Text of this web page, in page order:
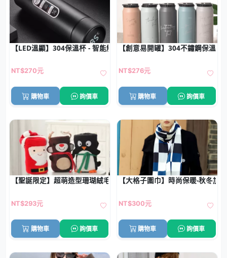
【LED溫顯】304保溫杯 - 智能觸控450ml
NT$270元
購物車 詢價車
【創意易開罐】304不鏽鋼保溫杯
NT$276元
購物車 詢價車
【聖誕限定】超萌造型珊瑚絨毛毯 - 嬰幼兒保暖午睡毯
NT$293元
購物車 詢價車
【大格子圍巾】時尚保暖-秋冬加
NT$300元
購物車 詢價車